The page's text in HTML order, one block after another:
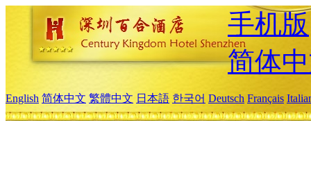
手机版
简体
English 简体中文 繁體中文 日本語 한국어 Deutsch Français